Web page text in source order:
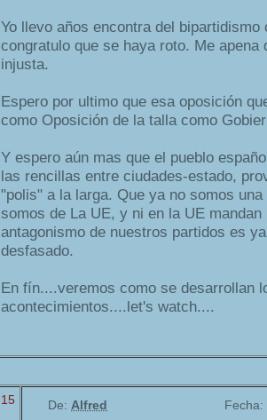
Yo llevo años encontra del bipartidismo
congratulo que se haya roto. Me apena
injusta.
Espero por ultimo que esa oposición
como Oposición de la talla como
Y espero aún mas que el pueblo
las rencillas entre ciudades-estado,
"polis" a la larga. Que ya no somos
somos de La UE, y ni en la UE
antagonismo de nuestros partidos es
desfasado.
En fín....veremos como se desarrollan
acontecimientos....let's watch....
15 De: Alfred Fecha: